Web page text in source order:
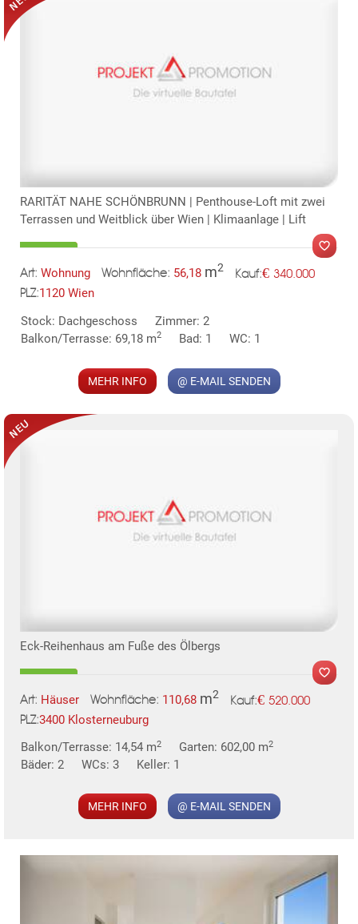
RARITÄT NAHE SCHÖNBRUNN | Penthouse-Loft mit zwei
Terrassen und Weitblick über Wien | Klimaanlage | Lift
Art: Wohnung Wohnfläche: 56,18 m2 Kauf:€ 340.000
PLZ:1120 Wien
Stock: Dachgeschoss
Zimmer: 2
Balkon/Terrasse: 69,18 m2 Bad: 1 WC: 1
MEHR INFO @ E-MAIL SENDEN
Eck-Reihenhaus am Fuße des Ölbergs
Art: Häuser Wohnfläche: 110,68 m2 Kauf:€ 520.000
PLZ:3400 Klosterneuburg
Balkon/Terrasse: 14,54 m2 Garten: 602,00 m2
Bäder: 2 WCs: 3 Keller: 1
MEHR INFO @ E-MAIL SENDEN